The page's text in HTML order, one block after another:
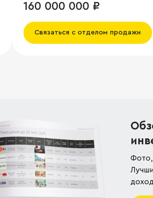
160 000 000 ₽
Связаться с отделом продажи
Фото,